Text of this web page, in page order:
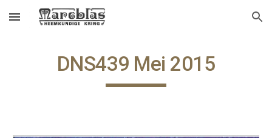
Skip to main content Skip to navigation
DNS439 Mei 2015